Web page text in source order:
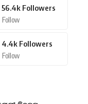
56.4k Followers
Follow
4.4k Followers
Follow